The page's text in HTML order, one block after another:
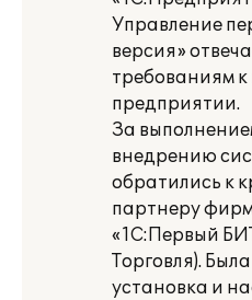
Управление
версия»
требованиям
предприятии.
За
внедрению
обратились к
партнеру
«1С:Первый
Торговля).
установка и